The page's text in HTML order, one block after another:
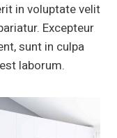
in voluptate velit
Excepteur
sunt in culpa
laborum.